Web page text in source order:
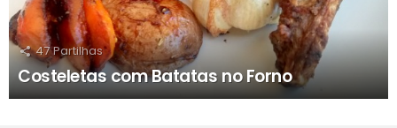
47 Partilhas
Costeletas com Batatas no Forno